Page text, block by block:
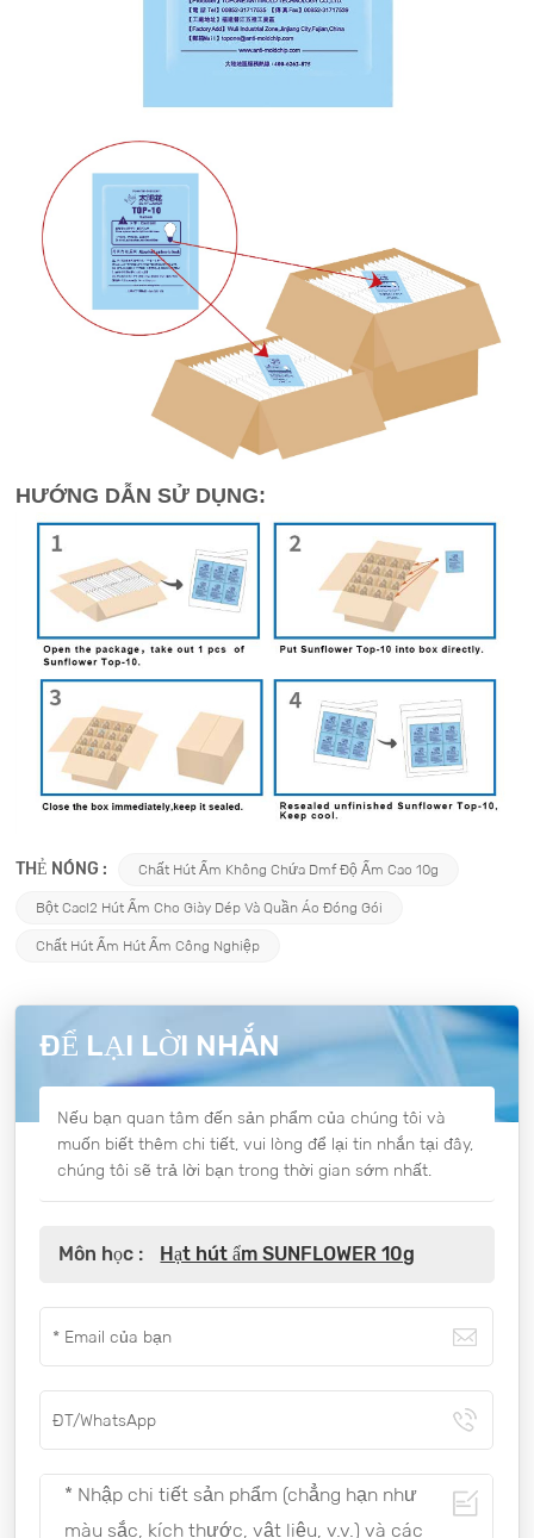
HƯỚNG DẪN SỬ DỤNG:
THẺ NÓNG : Chất Hút Ẩm Không Chứa Dmf Độ Ẩm Cao 10g
Bột Cacl2 Hút Ẩm Cho Giày Dép Và Quần Áo Đóng Gói
Chất Hút Ẩm Hút Ẩm Công Nghiệp
ĐỂ LẠI LỜI NHẮN
Nếu bạn quan tâm đến sản phẩm của chúng tôi và
muốn biết thêm chi tiết, vui lòng để lại tin nhắn tại đây,
chúng tôi sẽ trả lời bạn trong thời gian sớm nhất.
Môn học : Hạt hút ẩm SUNFLOWER 10g